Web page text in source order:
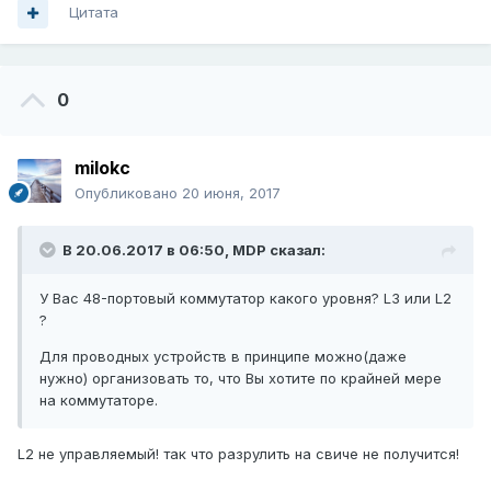
Цитата
0
milokc
Опубликовано 20 июня, 2017
В 20.06.2017 в 06:50, MDP сказал:
У Вас 48-портовый коммутатор какого уровня? L3 или L2
?
Для проводных устройств в принципе можно(даже
нужно) организовать то, что Вы хотите по крайней мере
на коммутаторе.
L2 не управляемый! так что разрулить на свиче не получится!